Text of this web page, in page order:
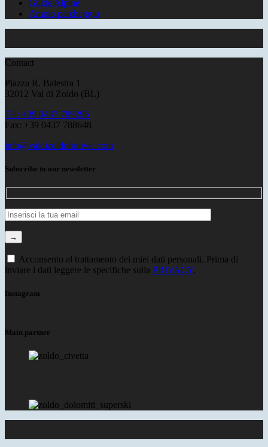
Guide Alpine
Ampio parcheggio
Contact
Piazza R. Balestra 1
32012 Val di Zoldo (BL)
Tel: +39 0437 789295
Fax: +39 0437 788648
info@valdizoldofunivie.com
Subscribe to our newsletter
Acconsento al trattamento dei miei dati personali. Prima di
inviare i dati leggere le specifiche sulla PRIVACY.
Instagram
Main partner